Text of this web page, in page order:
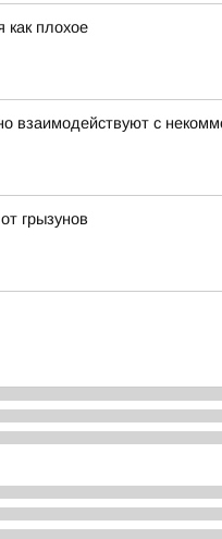
как плохое
взаимодействуют с
грызунов